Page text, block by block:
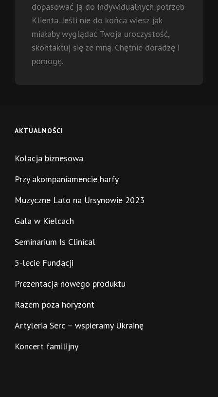
dopasować ją do indywidualnych potrzeb
Klienta. Jeśli nie do końca wiesz jak
miałaby wyglądać Twoja uroczystość,
skontaktuj się ze mną. Chętnie doradzę i
pomogę.
AKTUALNOŚCI
Kolacja biznesowa
Przy akompaniamencie harfy
Muzyczne Lato na Ursynowie 2023
Gala w Kielcach
Seminarium Is Clinical
5-lecie Fundacji
Prezentacja nowego produktu
Razem poza horyzont
Artyleria Serc – wspieramy Ukrainę
Koncert familijny